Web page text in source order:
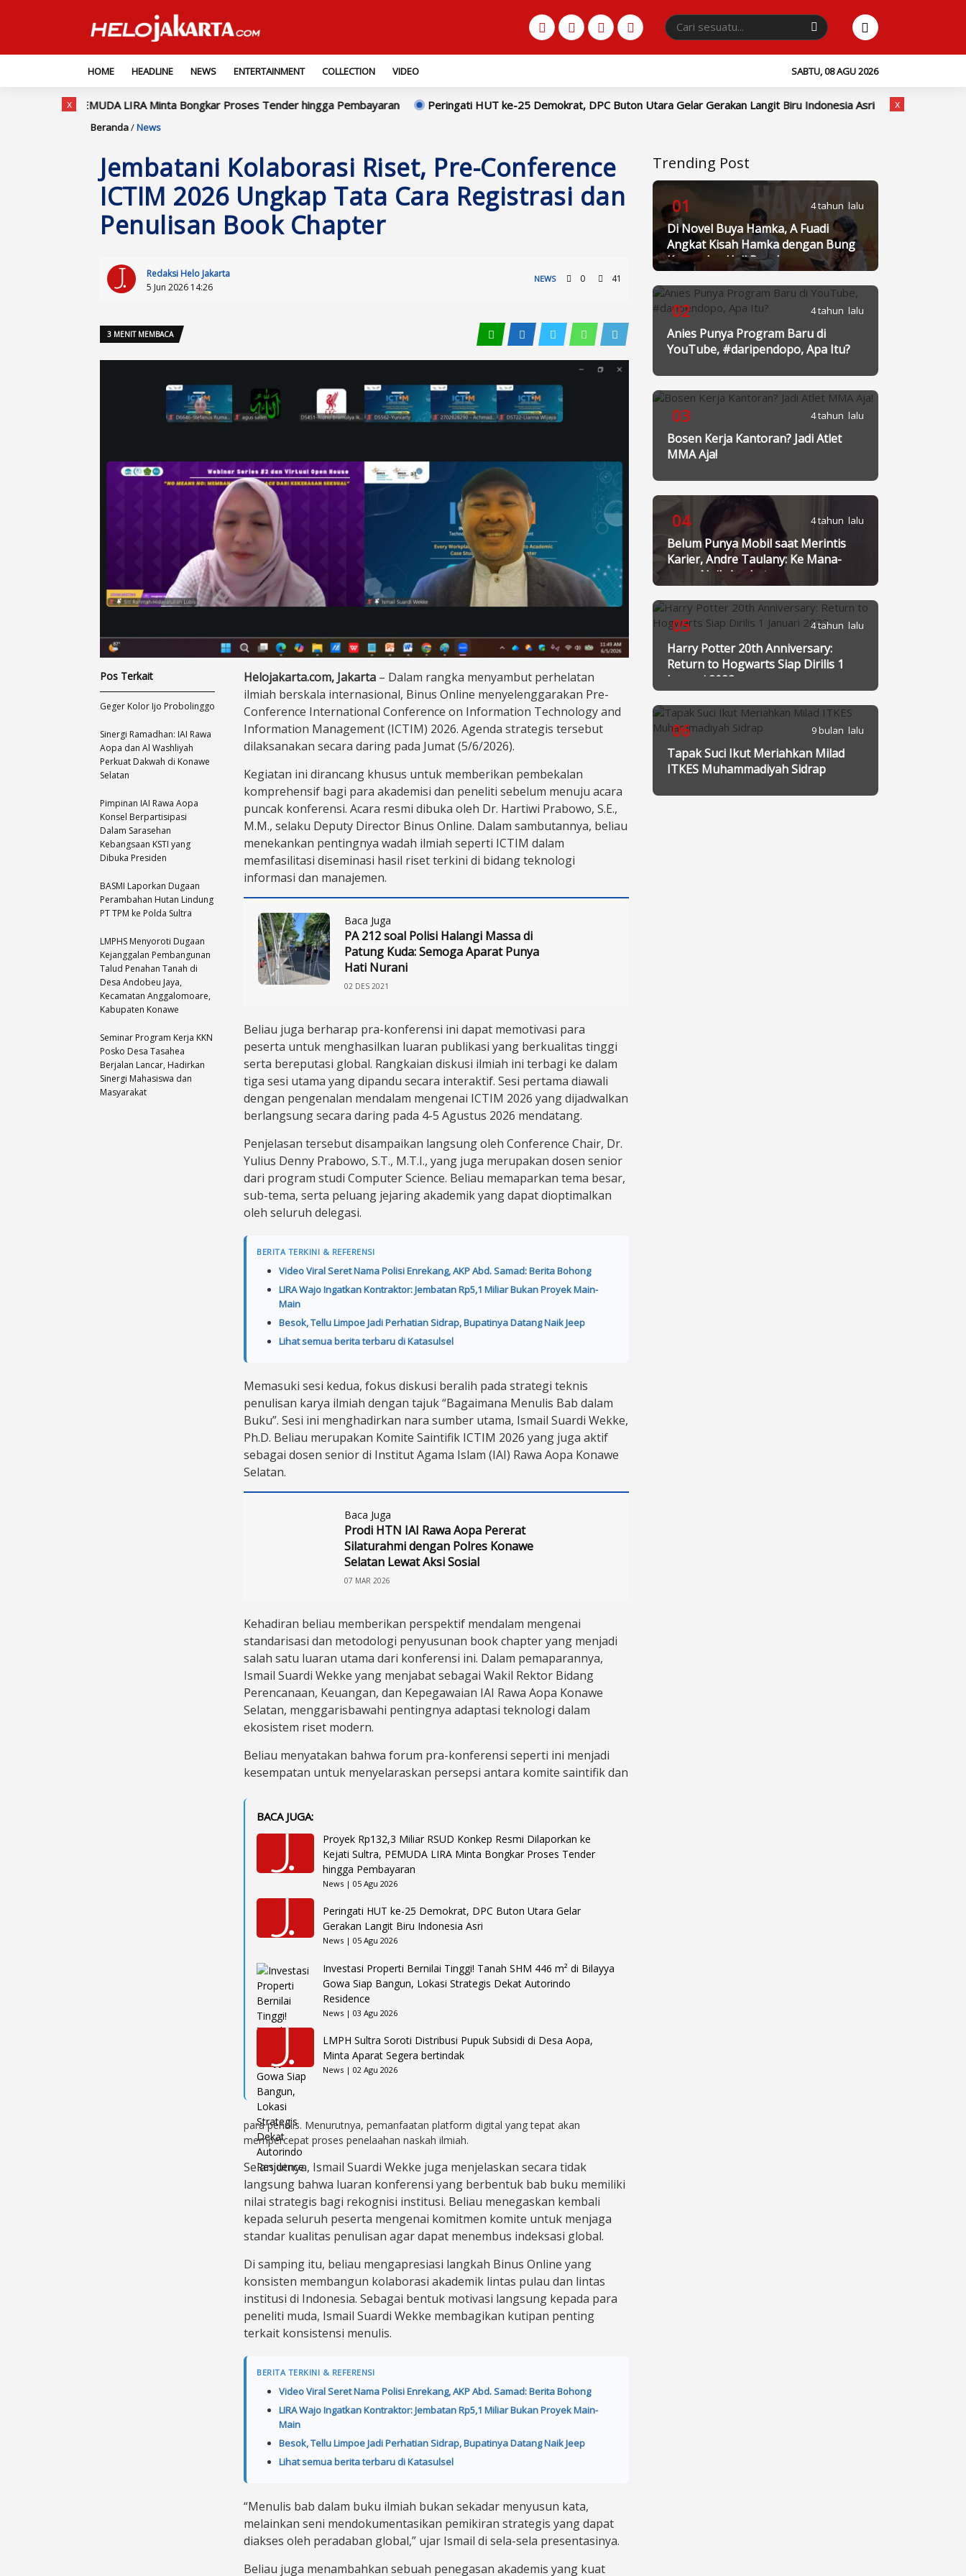
HOME HEADLINE NEWS ENTERTAINMENT COLLECTION VIDEO SABTU, 08 AGU 2026
LIRA Minta Bongkar Proses Tender hingga Pembayaran Peringati HUT ke-25 Demokrat, DPC Buton Utara Gelar Gerakan Langit Biru Indonesia Asri Investasi Properti Bernilai
Beranda/News
Jembatani Kolaborasi Riset, Pre-Conference
ICTIM 2026 Ungkap Tata Cara Registrasi dan
Penulisan Book Chapter
Redaksi Helo Jakarta
5 Jun 2026 14:26
NEWS 0 41
3 MENIT MEMBACA
Helojakarta.com, Jakarta – Dalam rangka menyambut perhelatan
ilmiah berskala internasional, Binus Online menyelenggarakan Pre-
Conference International Conference on Information Technology and
Information Management (ICTIM) 2026. Agenda strategis tersebut
dilaksanakan secara daring pada Jumat (5/6/2026).
Kegiatan ini dirancang khusus untuk memberikan pembekalan
komprehensif bagi para akademisi dan peneliti sebelum menuju acara
puncak konferensi. Acara resmi dibuka oleh Dr. Hartiwi Prabowo, S.E.,
M.M., selaku Deputy Director Binus Online. Dalam sambutannya, beliau
menekankan pentingnya wadah ilmiah seperti ICTIM dalam
memfasilitasi diseminasi hasil riset terkini di bidang teknologi
informasi dan manajemen.
Baca Juga
PA 212 soal Polisi Halangi Massa di
Patung Kuda: Semoga Aparat Punya
Hati Nurani
02 DES 2021
Beliau juga berharap pra-konferensi ini dapat memotivasi para
peserta untuk menghasilkan luaran publikasi yang berkualitas tinggi
serta bereputasi global. Rangkaian diskusi ilmiah ini terbagi ke dalam
tiga sesi utama yang dipandu secara interaktif. Sesi pertama diawali
dengan pengenalan mendalam mengenai ICTIM 2026 yang dijadwalkan
berlangsung secara daring pada 4-5 Agustus 2026 mendatang.
Penjelasan tersebut disampaikan langsung oleh Conference Chair, Dr.
Yulius Denny Prabowo, S.T., M.T.I., yang juga merupakan dosen senior
dari program studi Computer Science. Beliau memaparkan tema besar,
sub-tema, serta peluang jejaring akademik yang dapat dioptimalkan
oleh seluruh delegasi.
BERITA TERKINI & REFERENSI
Video Viral Seret Nama Polisi Enrekang, AKP Abd. Samad: Berita Bohong
LIRA Wajo Ingatkan Kontraktor: Jembatan Rp5,1 Miliar Bukan Proyek Main-
Main
Besok, Tellu Limpoe Jadi Perhatian Sidrap, Bupatinya Datang Naik Jeep
Lihat semua berita terbaru di Katasulsel
Memasuki sesi kedua, fokus diskusi beralih pada strategi teknis
penulisan karya ilmiah dengan tajuk “Bagaimana Menulis Bab dalam
Buku”. Sesi ini menghadirkan nara sumber utama, Ismail Suardi Wekke,
Ph.D. Beliau merupakan Komite Saintifik ICTIM 2026 yang juga aktif
sebagai dosen senior di Institut Agama Islam (IAI) Rawa Aopa Konawe
Selatan.
Baca Juga
Prodi HTN IAI Rawa Aopa Pererat
Silaturahmi dengan Polres Konawe
Selatan Lewat Aksi Sosial
07 MAR 2026
Kehadiran beliau memberikan perspektif mendalam mengenai
standarisasi dan metodologi penyusunan book chapter yang menjadi
salah satu luaran utama dari konferensi ini. Dalam pemaparannya,
Ismail Suardi Wekke yang menjabat sebagai Wakil Rektor Bidang
Perencanaan, Keuangan, dan Kepegawaian IAI Rawa Aopa Konawe
Selatan, menggarisbawahi pentingnya adaptasi teknologi dalam
ekosistem riset modern.
Beliau menyatakan bahwa forum pra-konferensi seperti ini menjadi
kesempatan untuk menyelaraskan persepsi antara komite saintifik dan
BACA JUGA:
Proyek Rp132,3 Miliar RSUD Konkep Resmi Dilaporkan ke
Kejati Sultra, PEMUDA LIRA Minta Bongkar Proses Tender
hingga Pembayaran
News | 05 Agu 2026
Peringati HUT ke-25 Demokrat, DPC Buton Utara Gelar
Gerakan Langit Biru Indonesia Asri
News | 05 Agu 2026
Investasi Properti Bernilai Tinggi! Tanah SHM 446 m² di Bilayya
Gowa Siap Bangun, Lokasi Strategis Dekat Autorindo
Residence
News | 03 Agu 2026
LMPH Sultra Soroti Distribusi Pupuk Subsidi di Desa Aopa,
Minta Aparat Segera bertindak
News | 02 Agu 2026
para penulis. Menurutnya, pemanfaatan platform digital yang tepat akan
mempercepat proses penelaahan naskah ilmiah.
Selanjutnya, Ismail Suardi Wekke juga menjelaskan secara tidak
langsung bahwa luaran konferensi yang berbentuk bab buku memiliki
nilai strategis bagi rekognisi institusi. Beliau menegaskan kembali
kepada seluruh peserta mengenai komitmen komite untuk menjaga
standar kualitas penulisan agar dapat menembus indeksasi global.
Di samping itu, beliau mengapresiasi langkah Binus Online yang
konsisten membangun kolaborasi akademik lintas pulau dan lintas
institusi di Indonesia. Sebagai bentuk motivasi langsung kepada para
peneliti muda, Ismail Suardi Wekke membagikan kutipan penting
terkait konsistensi menulis.
BERITA TERKINI & REFERENSI
Video Viral Seret Nama Polisi Enrekang, AKP Abd. Samad: Berita Bohong
LIRA Wajo Ingatkan Kontraktor: Jembatan Rp5,1 Miliar Bukan Proyek Main-
Main
Besok, Tellu Limpoe Jadi Perhatian Sidrap, Bupatinya Datang Naik Jeep
Lihat semua berita terbaru di Katasulsel
“Menulis bab dalam buku ilmiah bukan sekadar menyusun kata,
melainkan seni mendokumentasikan pemikiran strategis yang dapat
diakses oleh peradaban global,” ujar Ismail di sela-sela presentasinya.
Beliau juga menambahkan sebuah penegasan akademis yang kuat
Pos Terkait
Geger Kolor Ijo Probolinggo
Sinergi Ramadhan: IAI Rawa
Aopa dan Al Washliyah
Perkuat Dakwah di Konawe
Selatan
Pimpinan IAI Rawa Aopa
Konsel Berpartisipasi
Dalam Sarasehan
Kebangsaan KSTI yang
Dibuka Presiden
BASMI Laporkan Dugaan
Perambahan Hutan Lindung
PT TPM ke Polda Sultra
LMPHS Menyoroti Dugaan
Kejanggalan Pembangunan
Talud Penahan Tanah di
Desa Andobeu Jaya,
Kecamatan Anggalomoare,
Kabupaten Konawe
Seminar Program Kerja KKN
Posko Desa Tasahea
Berjalan Lancar, Hadirkan
Sinergi Mahasiswa dan
Masyarakat
Trending Post
01 4 tahun lalu
Di Novel Buya Hamka, A Fuadi
Angkat Kisah Hamka dengan Bung
Karno dan Haji Rasul
02 4 tahun lalu
Anies Punya Program Baru di
YouTube, #daripendopo, Apa Itu?
03 4 tahun lalu
Bosen Kerja Kantoran? Jadi Atlet
MMA Aja!
04 4 tahun lalu
Belum Punya Mobil saat Merintis
Karier, Andre Taulany: Ke Mana-
mana Naik Angkot
05 4 tahun lalu
Harry Potter 20th Anniversary:
Return to Hogwarts Siap Dirilis 1
Januari 2022
06 9 bulan lalu
Tapak Suci Ikut Meriahkan Milad
ITKES Muhammadiyah Sidrap
x x